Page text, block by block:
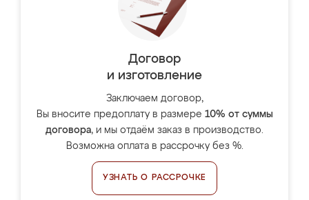
Договор
и изготовление
Заключаем договор,
Вы вносите предоплату в размере 10% от суммы
договора, и мы отдаём заказ в производство.
Возможна оплата в рассрочку без %.
УЗНАТЬ О РАССРОЧКЕ